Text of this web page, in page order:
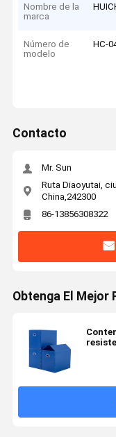
Nombre de la
marca
Número de
modelo
HC-
Contacto
Mr. Sun
Ruta Diaoyutai,
China,242300
86-13856308322
Obtenga El Mejor